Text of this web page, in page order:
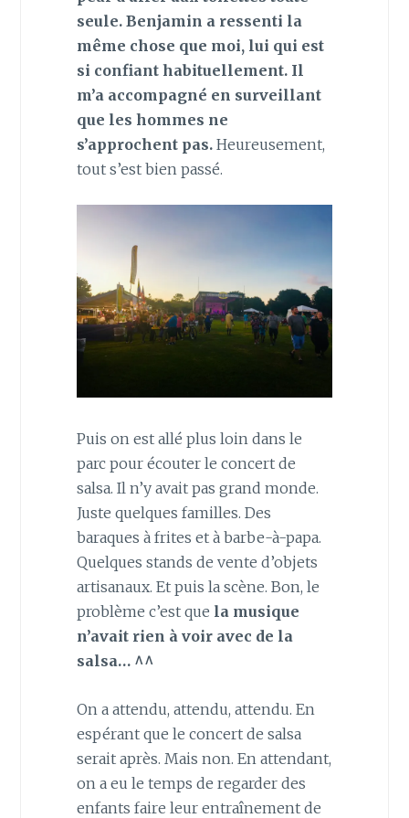
seule. Benjamin a ressenti la
même chose que moi, lui qui est
si confiant habituellement. Il
m’a accompagné en surveillant
que les hommes ne
s’approchent pas.Heureusement,
tout s’est bien passé.
Puis on est allé plus loin dans le
parc pour écouter le concert de
salsa. Il n’y avait pas grand monde.
Juste quelques familles. Des
baraques à frites et à barbe-à-papa.
Quelques stands de vente d’objets
artisanaux. Et puis la scène. Bon, le
problème c’est que la musique
n’avait rien à voir avec de la
salsa… ^^
On a attendu, attendu, attendu. En
espérant que le concert de salsa
serait après. Mais non. En attendant,
on a eu le temps de regarder des
enfants faire leur entraînement de